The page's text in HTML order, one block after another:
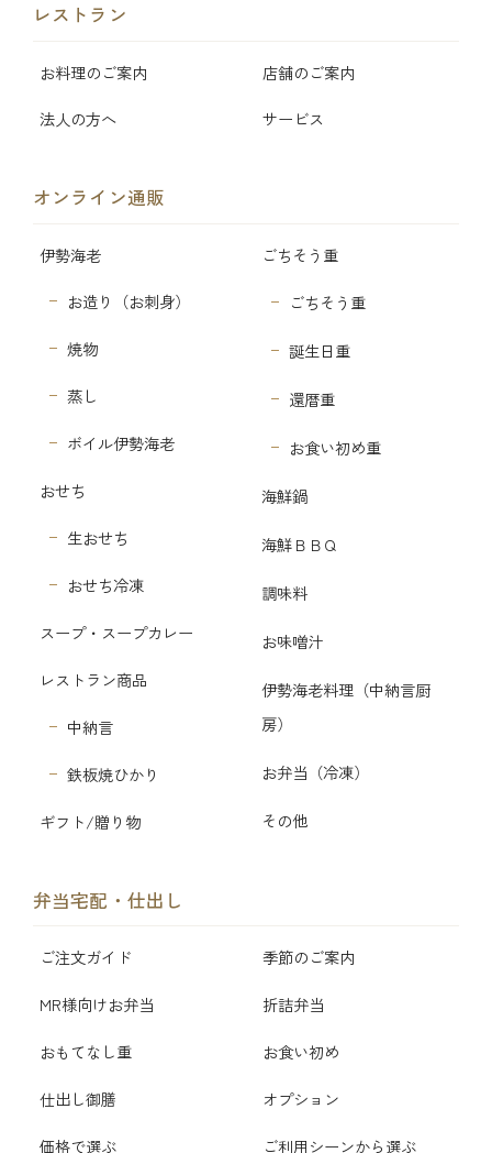
レストラン
お料理のご案内 店舗のご案内
法人の方へ サービス
オンライン通販
伊勢海老
お造り（お刺身）
焼物
蒸し
ボイル伊勢海老
おせち
生おせち
おせち冷凍
スープ・スープカレー
レストラン商品
中納言
鉄板焼ひかり
ギフト/贈り物
ごちそう重
ごちそう重
誕生日重
還暦重
お食い初め重
海鮮鍋
海鮮ＢＢＱ
調味料
お味噌汁
伊勢海老料理（中納言厨
房）
お弁当（冷凍）
その他
弁当宅配・仕出し
ご注文ガイド 季節のご案内
MR様向けお弁当 折詰弁当
おもてなし重 お食い初め
仕出し御膳 オプション
価格で選ぶ ご利用シーンから選ぶ